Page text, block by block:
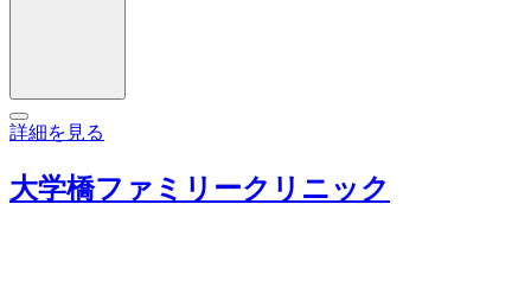
詳細を見る
大学橋ファミリークリニック